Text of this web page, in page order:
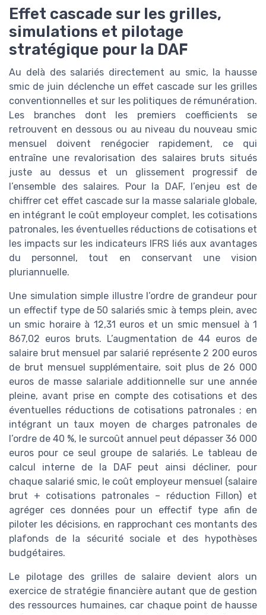
Effet cascade sur les grilles,
simulations et pilotage
stratégique pour la DAF
Au delà des salariés directement au smic, la hausse
smic de juin déclenche un effet cascade sur les grilles
conventionnelles et sur les politiques de rémunération.
Les branches dont les premiers coefficients se
retrouvent en dessous ou au niveau du nouveau smic
mensuel doivent renégocier rapidement, ce qui
entraîne une revalorisation des salaires bruts situés
juste au dessus et un glissement progressif de
l’ensemble des salaires. Pour la DAF, l’enjeu est de
chiffrer cet effet cascade sur la masse salariale globale,
en intégrant le coût employeur complet, les cotisations
patronales, les éventuelles réductions de cotisations et
les impacts sur les indicateurs IFRS liés aux avantages
du personnel, tout en conservant une vision
pluriannuelle.
Une simulation simple illustre l’ordre de grandeur pour
un effectif type de 50 salariés smic à temps plein, avec
un smic horaire à 12,31 euros et un smic mensuel à 1
867,02 euros bruts. L’augmentation de 44 euros de
salaire brut mensuel par salarié représente 2 200 euros
de brut mensuel supplémentaire, soit plus de 26 000
euros de masse salariale additionnelle sur une année
pleine, avant prise en compte des cotisations et des
éventuelles réductions de cotisations patronales ; en
intégrant un taux moyen de charges patronales de
l’ordre de 40 %, le surcoût annuel peut dépasser 36 000
euros pour ce seul groupe de salariés. Le tableau de
calcul interne de la DAF peut ainsi décliner, pour
chaque salarié smic, le coût employeur mensuel (salaire
brut + cotisations patronales – réduction Fillon) et
agréger ces données pour un effectif type afin de
piloter les décisions, en rapprochant ces montants des
plafonds de la sécurité sociale et des hypothèses
budgétaires.
Le pilotage des grilles de salaire devient alors un
exercice de stratégie financière autant que de gestion
des ressources humaines, car chaque point de hausse